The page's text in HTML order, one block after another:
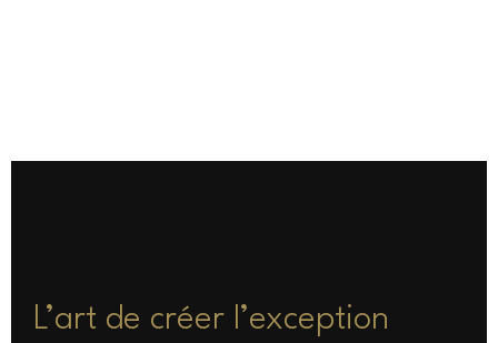
L’art de créer l’exception